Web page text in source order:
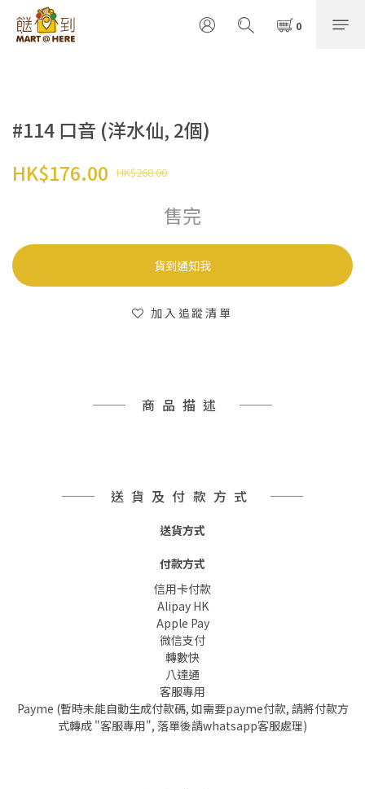
#114 口音 (洋水仙, 2個)
HK$268.00
HK$176.00
售完
貨到通知我
加入追蹤清單
商品描述
送貨及付款方式
送貨方式
付款方式
信用卡付款
Alipay HK
Apple Pay
微信支付
轉數快
八達通
客服專用
Payme (暫時未能自動生成付款碼, 如需要payme付款, 請將付款方
式轉成 "客服專用", 落單後請whatsapp客服處理)